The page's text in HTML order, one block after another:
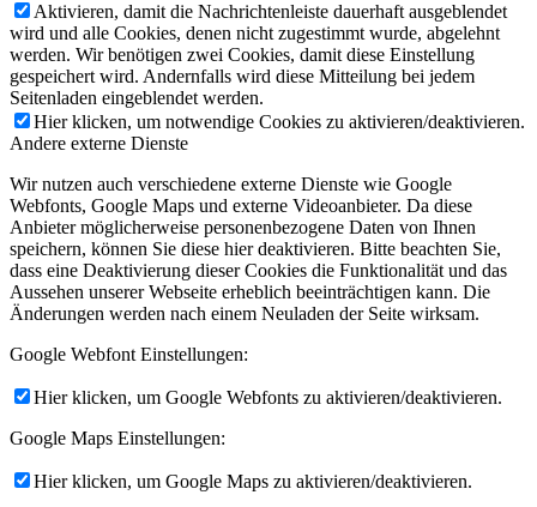
Aktivieren, damit die Nachrichtenleiste dauerhaft ausgeblendet
wird und alle Cookies, denen nicht zugestimmt wurde, abgelehnt
werden. Wir benötigen zwei Cookies, damit diese Einstellung
gespeichert wird. Andernfalls wird diese Mitteilung bei jedem
Seitenladen eingeblendet werden.
Hier klicken, um notwendige Cookies zu aktivieren/deaktivieren.
Andere externe Dienste
Wir nutzen auch verschiedene externe Dienste wie Google
Webfonts, Google Maps und externe Videoanbieter. Da diese
Anbieter möglicherweise personenbezogene Daten von Ihnen
speichern, können Sie diese hier deaktivieren. Bitte beachten Sie,
dass eine Deaktivierung dieser Cookies die Funktionalität und das
Aussehen unserer Webseite erheblich beeinträchtigen kann. Die
Änderungen werden nach einem Neuladen der Seite wirksam.
Google Webfont Einstellungen:
Hier klicken, um Google Webfonts zu aktivieren/deaktivieren.
Google Maps Einstellungen:
Hier klicken, um Google Maps zu aktivieren/deaktivieren.